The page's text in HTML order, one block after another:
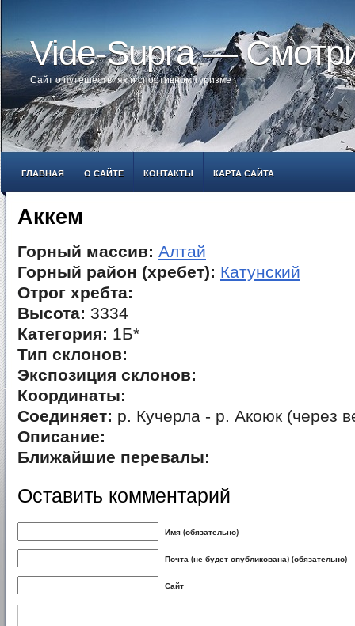
Vide-Supra —
Сайт о путешествиях и спортивном туризме
ГЛАВНАЯ О САЙТЕ КОНТАКТЫ КАРТА САЙТА
Аккем
Горный массив: Алтай
Горный район (хребет): Катунский
Отрог хребта:
Высота: 3334
Категория: 1Б*
Тип склонов:
Экспозиция склонов:
Координаты:
Соединяет: р. Кучерла - р. Акоюк (через
Описание:
Ближайшие перевалы:
Оставить комментарий
Имя (обязательно)
Почта (не будет опубликована) (обязательно)
Сайт